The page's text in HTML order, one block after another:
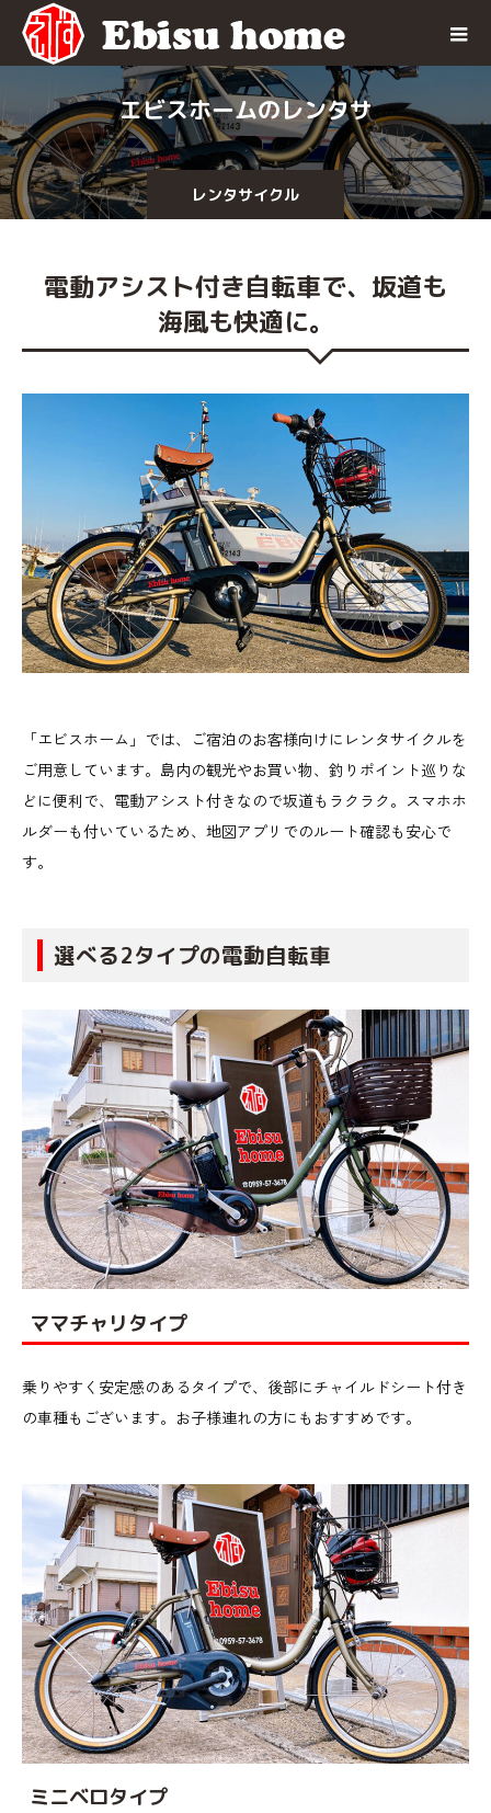
レンタサイクル
エビスホームのレンタサイクルで
電動アシスト付き自転車で、坂道も
海風も快適に。
「エビスホーム」では、ご宿泊のお客様向けにレンタサイクルを
ご用意しています。島内の観光やお買い物、釣りポイント巡りな
どに便利で、電動アシスト付きなので坂道もラクラク。スマホホ
ルダーも付いているため、地図アプリでのルート確認も安心で
す。
選べる2タイプの電動自転車
ママチャリタイプ
乗りやすく安定感のあるタイプで、後部にチャイルドシート付き
の車種もございます。お子様連れの方にもおすすめです。
ミニベロタイプ